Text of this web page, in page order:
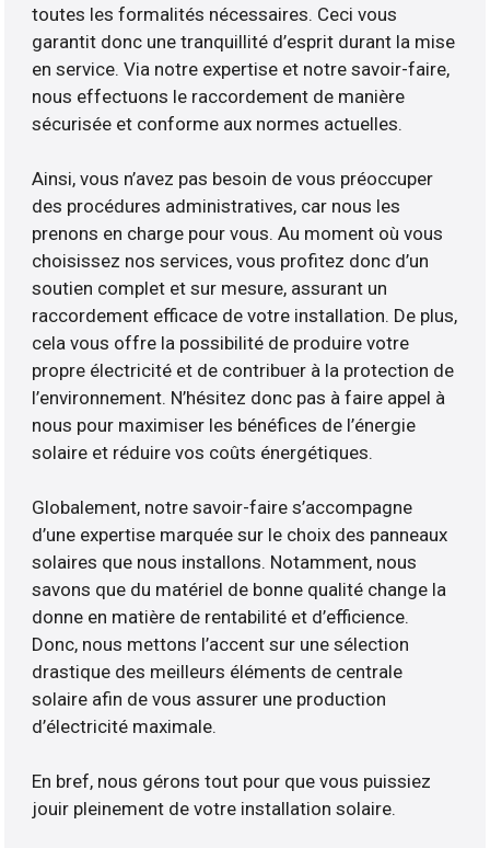
toutes les formalités nécessaires. Ceci vous
garantit donc une tranquillité d’esprit durant la mise
en service. Via notre expertise et notre savoir-faire,
nous effectuons le raccordement de manière
sécurisée et conforme aux normes actuelles.
Ainsi, vous n’avez pas besoin de vous préoccuper
des procédures administratives, car nous les
prenons en charge pour vous. Au moment où vous
choisissez nos services, vous profitez donc d’un
soutien complet et sur mesure, assurant un
raccordement efficace de votre installation. De plus,
cela vous offre la possibilité de produire votre
propre électricité et de contribuer à la protection de
l’environnement. N’hésitez donc pas à faire appel à
nous pour maximiser les bénéfices de l’énergie
solaire et réduire vos coûts énergétiques.
Globalement, notre savoir-faire s’accompagne
d’une expertise marquée sur le choix des panneaux
solaires que nous installons. Notamment, nous
savons que du matériel de bonne qualité change la
donne en matière de rentabilité et d’efficience.
Donc, nous mettons l’accent sur une sélection
drastique des meilleurs éléments de centrale
solaire afin de vous assurer une production
d’électricité maximale.
En bref, nous gérons tout pour que vous puissiez
jouir pleinement de votre installation solaire.